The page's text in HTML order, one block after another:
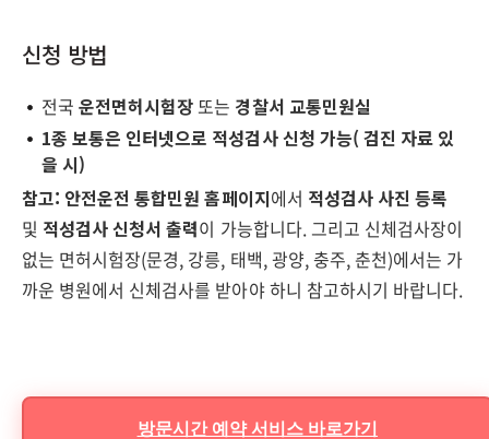
신청 방법
전국운전면허시험장또는 경찰서 교통민원실
1종 보통은 인터넷으로 적성검사 신청 가능( 검진 자료 있
을 시)
참고: 안전운전 통합민원 홈페이지에서 적성검사 사진 등록
및 적성검사 신청서 출력이 가능합니다. 그리고 신체검사장이
없는 면허시험장(문경, 강릉, 태백, 광양, 충주, 춘천)에서는 가
까운 병원에서 신체검사를 받아야 하니 참고하시기 바랍니다.
방문시간 예약 서비스 바로가기